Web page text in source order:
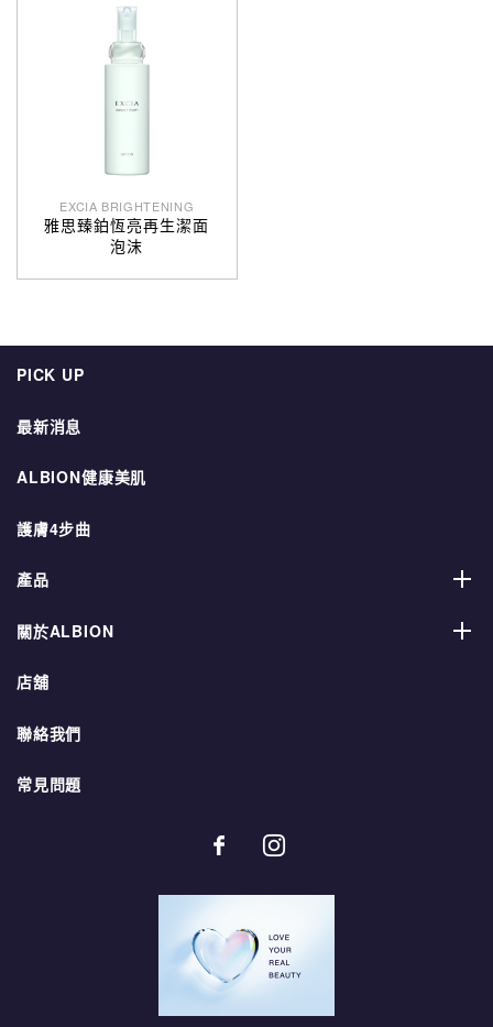
EXCIA BRIGHTENING
雅思臻鉑恆亮再生潔面
泡沫
PICK UP
最新消息
ALBION健康美肌
護膚4步曲
產品
關於ALBION
店舖
聯絡我們
常見問題